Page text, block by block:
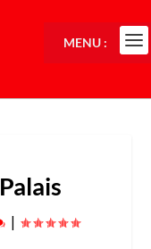
|
MENU :